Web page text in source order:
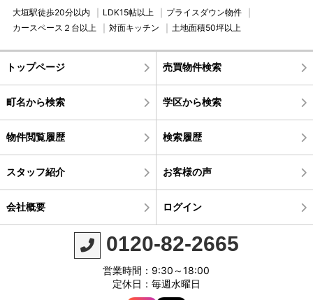
大垣駅徒歩20分以内 LDK15帖以上
プライスダウン物件
カースペース２台以上
対面キッチン 土地面積50坪以上
トップページ 売買物件検索
町名から検索 学区から検索
物件閲覧履歴 検索履歴
スタッフ紹介 お客様の声
会社概要 ログイン
0120-82-2665
営業時間：9:30～18:00
定休日：毎週水曜日